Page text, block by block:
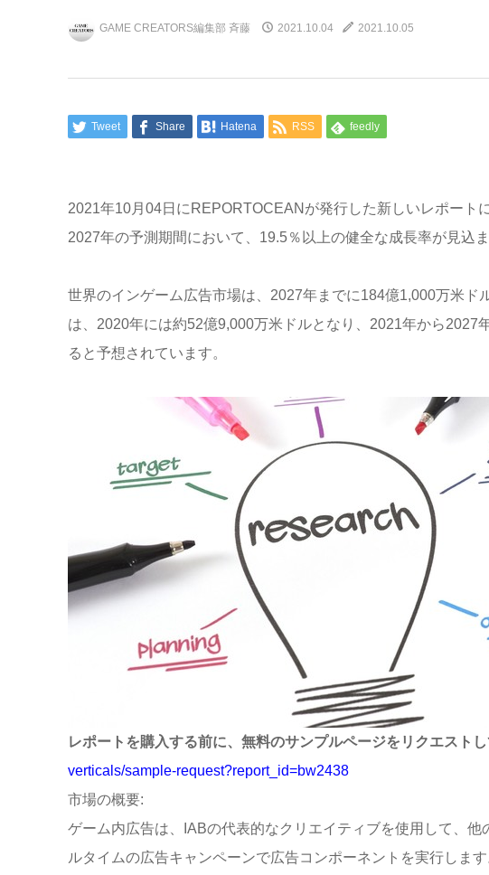
GAME CREATORS編集部 斉藤 2021.10.04 2021.10.05
Tweet Share Hatena RSS feedly
2021年10月04日にREPORTOCEANが発行した新しいレポート
2027年の予測期間において、19.5％以上の健全な成長率が見込ま
世界のインゲーム広告市場は、2027年までに184億1,000万米
は、2020年には約52億9,000万米ドルとなり、2021年から2027
ると予想されています。
レポートを購入する前に、無料のサンプルページをリクエスト
verticals/sample-request?report_id=bw2438
市場の概要:
ゲーム内広告は、IABの代表的なクリエイティブを使用して、
ルタイムの広告キャンペーンで広告コンポーネントを実行しま